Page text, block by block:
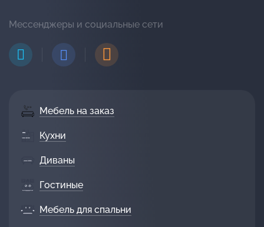
Мебель на заказ
Кухни
Диваны
Гостиные
Мебель для спальни
Мессенджеры и социальные сети